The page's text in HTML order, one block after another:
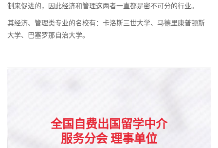
制来促进的，因此经济和管理这两者一直都是密不可分的行业。
其经济、管理类专业的名校有：卡洛斯三世大学、马德里康普顿斯
大学、巴塞罗那自治大学。
全国自费出国留学中介
服务分会 理事单位